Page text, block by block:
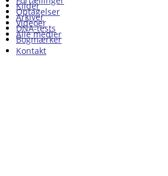
Optagelser
Videoer
Alle medier
Kilder
Arkiver
DNA-tests
Bogmærker
Kontakt